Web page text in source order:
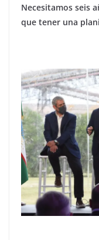
Necesitamos seis
que tener una